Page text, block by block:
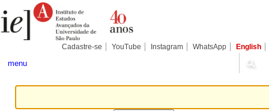
para
conteúdo.
Pessoais
Cadastre-se YouTube Instagram WhatsApp English
menu